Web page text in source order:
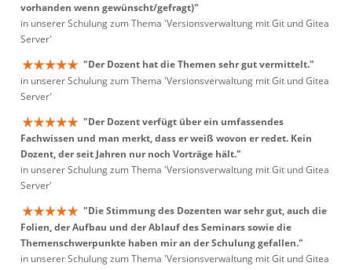
vorhanden wenn gewünscht/gefragt)"
in unserer Schulung zum Thema 'Versionsverwaltung mit Git und Gitea
Server'
"Der Dozent hat die Themen sehr gut vermittelt."
in unserer Schulung zum Thema 'Versionsverwaltung mit Git und Gitea
Server'
"Der Dozent verfügt über ein umfassendes
Fachwissen und man merkt, dass er weiß wovon er redet. Kein
Dozent, der seit Jahren nur noch Vorträge hält."
in unserer Schulung zum Thema 'Versionsverwaltung mit Git und Gitea
Server'
"Die Stimmung des Dozenten war sehr gut, auch die
Folien, der Aufbau und der Ablauf des Seminars sowie die
Themenschwerpunkte haben mir an der Schulung gefallen."
in unserer Schulung zum Thema 'Versionsverwaltung mit Git und Gitea